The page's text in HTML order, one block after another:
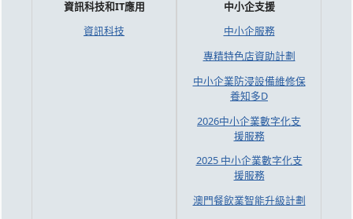
資訊科技和IT應用
資訊科技
中小企支援
中小企服務
專精特色店資助計劃
中小企業防浸設備維修保
養知多D
2026中小企業數字化支
援服務
2025 中小企業數字化支
援服務
澳門餐飲業智能升級計劃